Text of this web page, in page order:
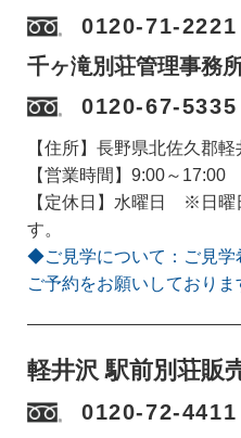
0120-71-2221
千ヶ滝別荘管理事務
0120-67-5335
【住所】長野県北佐久郡
【営業時間】9:00～17:00
【定休日】水曜日 ※日曜
す。
◆ご見学について：ご見学
ご予約をお願いしておりま
軽井沢 駅前別荘販
0120-72-4411